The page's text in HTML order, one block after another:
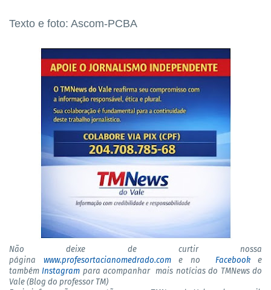
Texto e foto: Ascom-PCBA
Não deixe de curtir nossa
página www.profesortacianomedrado.come no Facebooke
tambémInstagram para acompanhar mais notícias do TMNews do
Vale (Blog do professor TM)